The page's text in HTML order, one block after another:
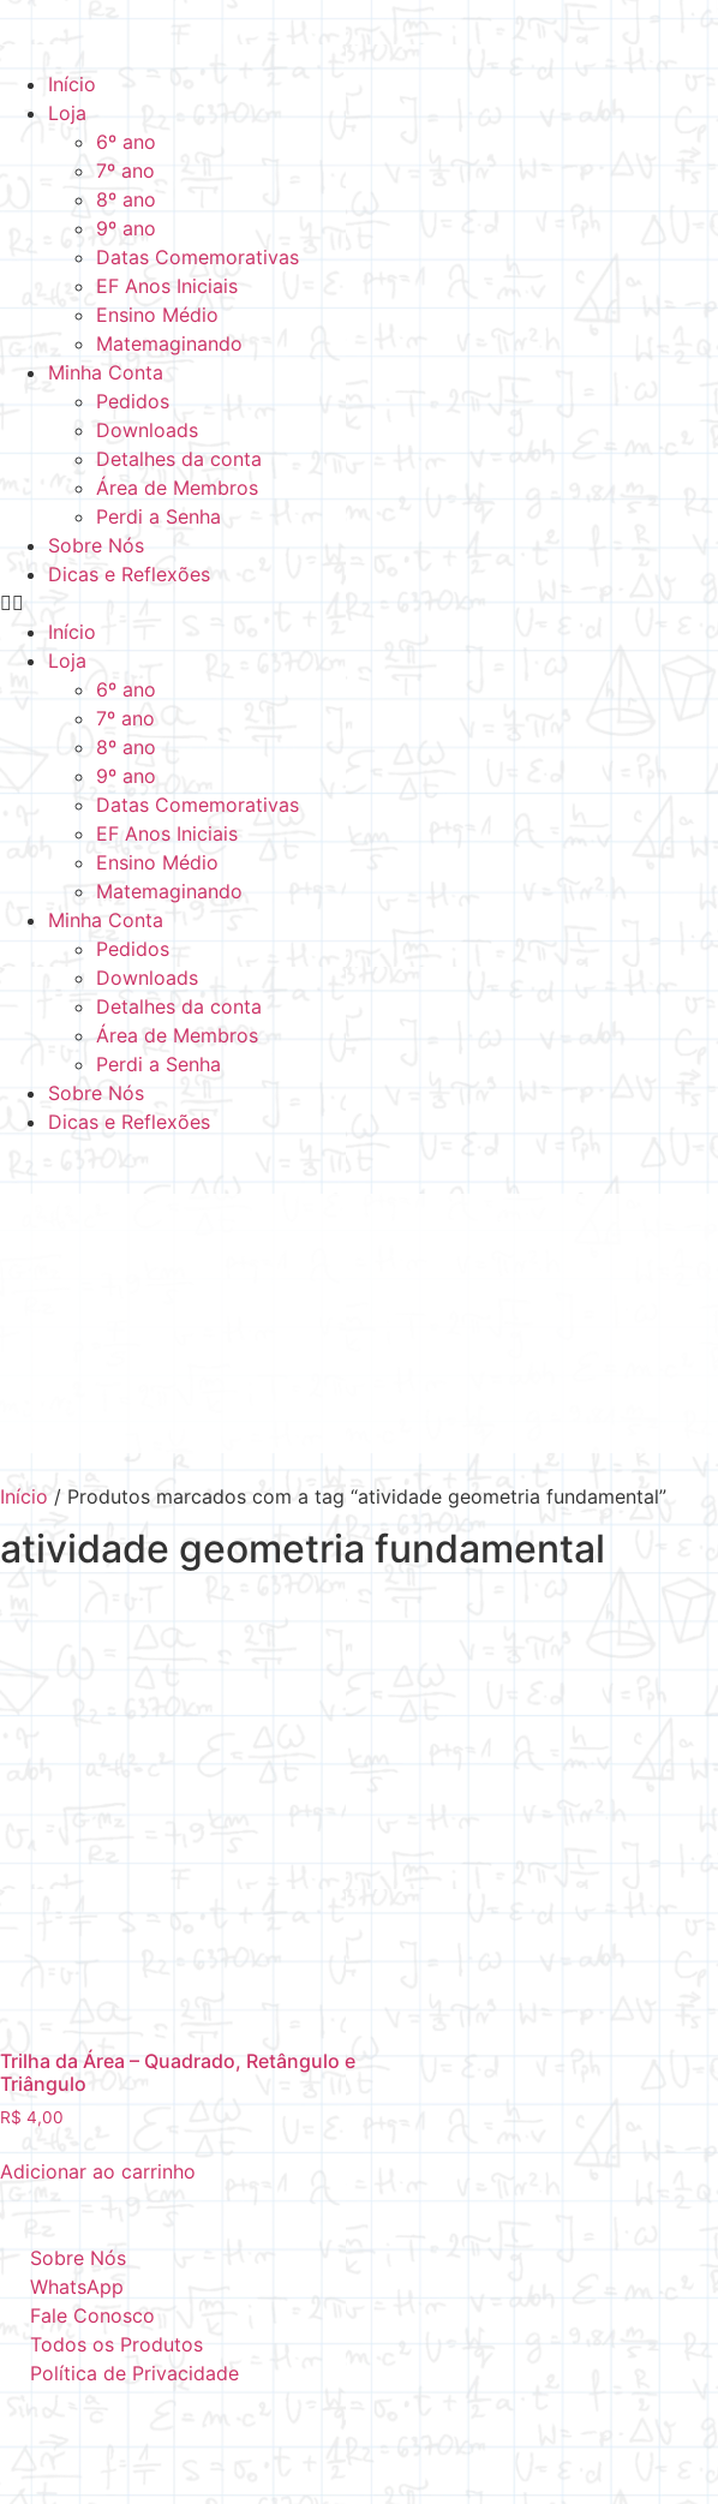
Início
Loja
6º ano
7º ano
8º ano
9º ano
Datas Comemorativas
EF Anos Iniciais
Ensino Médio
Matemaginando
Minha Conta
Pedidos
Downloads
Detalhes da conta
Área de Membros
Perdi a Senha
Sobre Nós
Dicas e Reflexões
Início
Loja
6º ano
7º ano
8º ano
9º ano
Datas Comemorativas
EF Anos Iniciais
Ensino Médio
Matemaginando
Minha Conta
Pedidos
Downloads
Detalhes da conta
Área de Membros
Perdi a Senha
Sobre Nós
Dicas e Reflexões
Início / Produtos marcados com a tag “atividade geometria fundamental”
atividade geometria fundamental
Trilha da Área – Quadrado, Retângulo e
Triângulo
R$ 4,00
Adicionar ao carrinho
Sobre Nós
WhatsApp
Fale Conosco
Todos os Produtos
Política de Privacidade